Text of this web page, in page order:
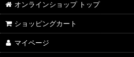
オンラインショップ トップ
ショッピングカート
マイページ